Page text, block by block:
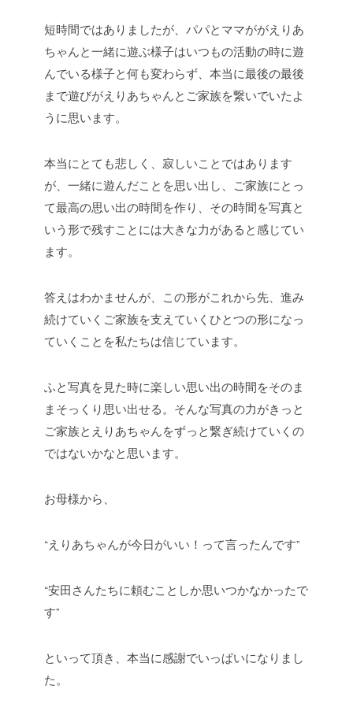
短時間ではありましたが、パパとママががえりあ
ちゃんと一緒に遊ぶ様子はいつもの活動の時に遊
んでいる様子と何も変わらず、本当に最後の最後
まで遊びがえりあちゃんとご家族を繋いでいたよ
うに思います。
本当にとても悲しく、寂しいことではあります
が、一緒に遊んだことを思い出し、ご家族にとっ
て最高の思い出の時間を作り、その時間を写真と
いう形で残すことには大きな力があると感じてい
ます。
答えはわかませんが、この形がこれから先、進み
続けていくご家族を支えていくひとつの形になっ
ていくことを私たちは信じています。
ふと写真を見た時に楽しい思い出の時間をそのま
まそっくり思い出せる。そんな写真の力がきっと
ご家族とえりあちゃんをずっと繋ぎ続けていくの
ではないかなと思います。
お母様から、
“えりあちゃんが今日がいい！って言ったんです”
“安田さんたちに頼むことしか思いつかなかったで
す”
といって頂き、本当に感謝でいっぱいになりまし
た。